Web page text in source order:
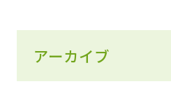
アーカイブ